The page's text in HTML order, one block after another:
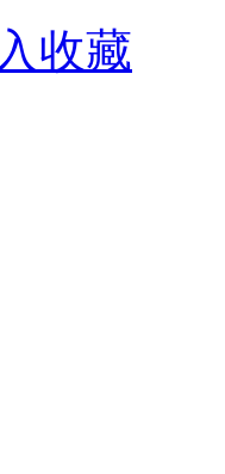
收藏